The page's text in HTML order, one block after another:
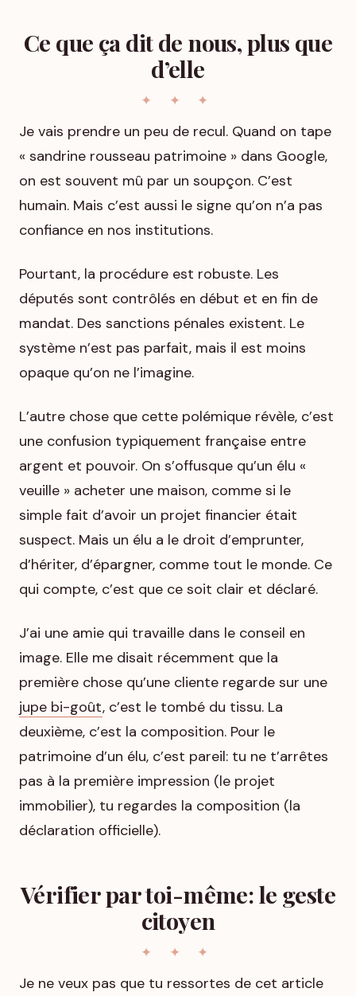
Ce que ça dit de nous, plus que
d’elle
Je vais prendre un peu de recul. Quand on tape
« sandrine rousseau patrimoine » dans Google,
on est souvent mû par un soupçon. C’est
humain. Mais c’est aussi le signe qu’on n’a pas
confiance en nos institutions.
Pourtant, la procédure est robuste. Les
députés sont contrôlés en début et en fin de
mandat. Des sanctions pénales existent. Le
système n’est pas parfait, mais il est moins
opaque qu’on ne l’imagine.
L’autre chose que cette polémique révèle, c’est
une confusion typiquement française entre
argent et pouvoir. On s’offusque qu’un élu «
veuille » acheter une maison, comme si le
simple fait d’avoir un projet financier était
suspect. Mais un élu a le droit d’emprunter,
d’hériter, d’épargner, comme tout le monde. Ce
qui compte, c’est que ce soit clair et déclaré.
J’ai une amie qui travaille dans le conseil en
image. Elle me disait récemment que la
première chose qu’une cliente regarde sur une
jupe bi-goût, c’est le tombé du tissu. La
deuxième, c’est la composition. Pour le
patrimoine d’un élu, c’est pareil: tu ne t’arrêtes
pas à la première impression (le projet
immobilier), tu regardes la composition (la
déclaration officielle).
Vérifier par toi-même: le geste
citoyen
Je ne veux pas que tu ressortes de cet article